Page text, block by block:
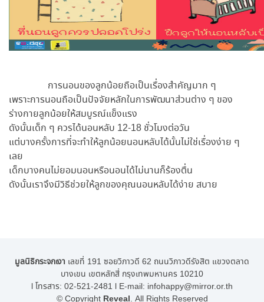
การนอนของลูกน้อยถือเป็นเรื่องสำคัญมาก ๆ
เพราะการนอนถือเป็นปัจจัยหลักในการพัฒนาส่วนต่าง ๆ ของ
ร่างกายลูกน้อยให้สมบูรณ์แข็งแรง
ดังนั้นเด็ก ๆ ควรได้นอนหลับ 12-18 ชั่วโมงต่อวัน
แต่บางครั้งการที่จะทำให้ลูกน้อยนอนหลับได้นั้นไม่ใช่เรื่องง่าย ๆ
เลย
เด็กบางคนไม่ยอมนอนหรือนอนได้ไม่นานก็ร้องตื่น
ดังนั้นเราจึงมีวิธีช่วยให้ลูกของคุณนอนหลับได้ง่าย สบาย
มูลนิธิกระจกเงา เลขที่ 191 ซอยวิภาวดี 62 ถนนวิภาวดีรังสิต แขวงตลาด
บางเขน เขตหลักสี่ กรุงเทพมหานคร 10210
l โทรสาร: 02-521-2481 l E-mail: infohappy@mirror.or.th
© Copyright Reveal. All Rights Reserved